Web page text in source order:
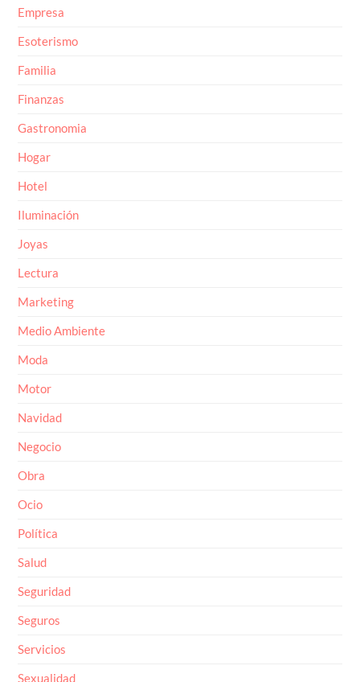
Empresa
Esoterismo
Familia
Finanzas
Gastronomia
Hogar
Hotel
Iluminación
Joyas
Lectura
Marketing
Medio Ambiente
Moda
Motor
Navidad
Negocio
Obra
Ocio
Política
Salud
Seguridad
Seguros
Servicios
Sexualidad